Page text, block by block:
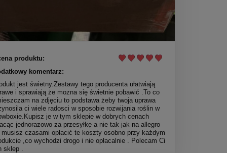
produktu:
komentarz:
jest świetny.Zestawy tego producenta ułatwiają
i sprawiają że mozna się świetnie pobawić .To co
na zdjęciu to podstawa żeby twoja uprawa
ci wiele radosci w sposobie rozwijania roślin w
je w tym sklepie w dobrych cenach
jednorazowo za przesyłkę a nie tak jak na allegro
musisz czasami opłacić te koszty osobno przy każdym
,co wychodzi drogo i nie opłacalnie . Polecam Ci
sklep .